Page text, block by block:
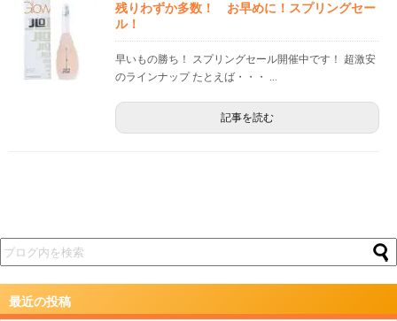
残りわずか多数！ お早めに！スプリングセー
ル！
早いもの勝ち！ スプリングセール開催中です！ 超激安
のラインナップ たとえば・・・ ...
記事を読む
最近の投稿